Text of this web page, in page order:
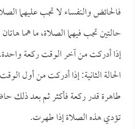
فالحائض والنفساء لا تجب عليهما
حالتين تجب فيهما الصلاة، ما هما هاتان
إذا أدركت من آخر الوقت ركعة واحدة.
الحالة الثانية: إذا أدركت من أول
طاهرة قدر ركعة فأكثر ثم بعد ذلك
تؤدي هذه الصلاة إذا طهرت.